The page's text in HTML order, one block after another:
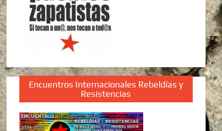
Encuentros Internacionales Rebeldías y
Resistencias